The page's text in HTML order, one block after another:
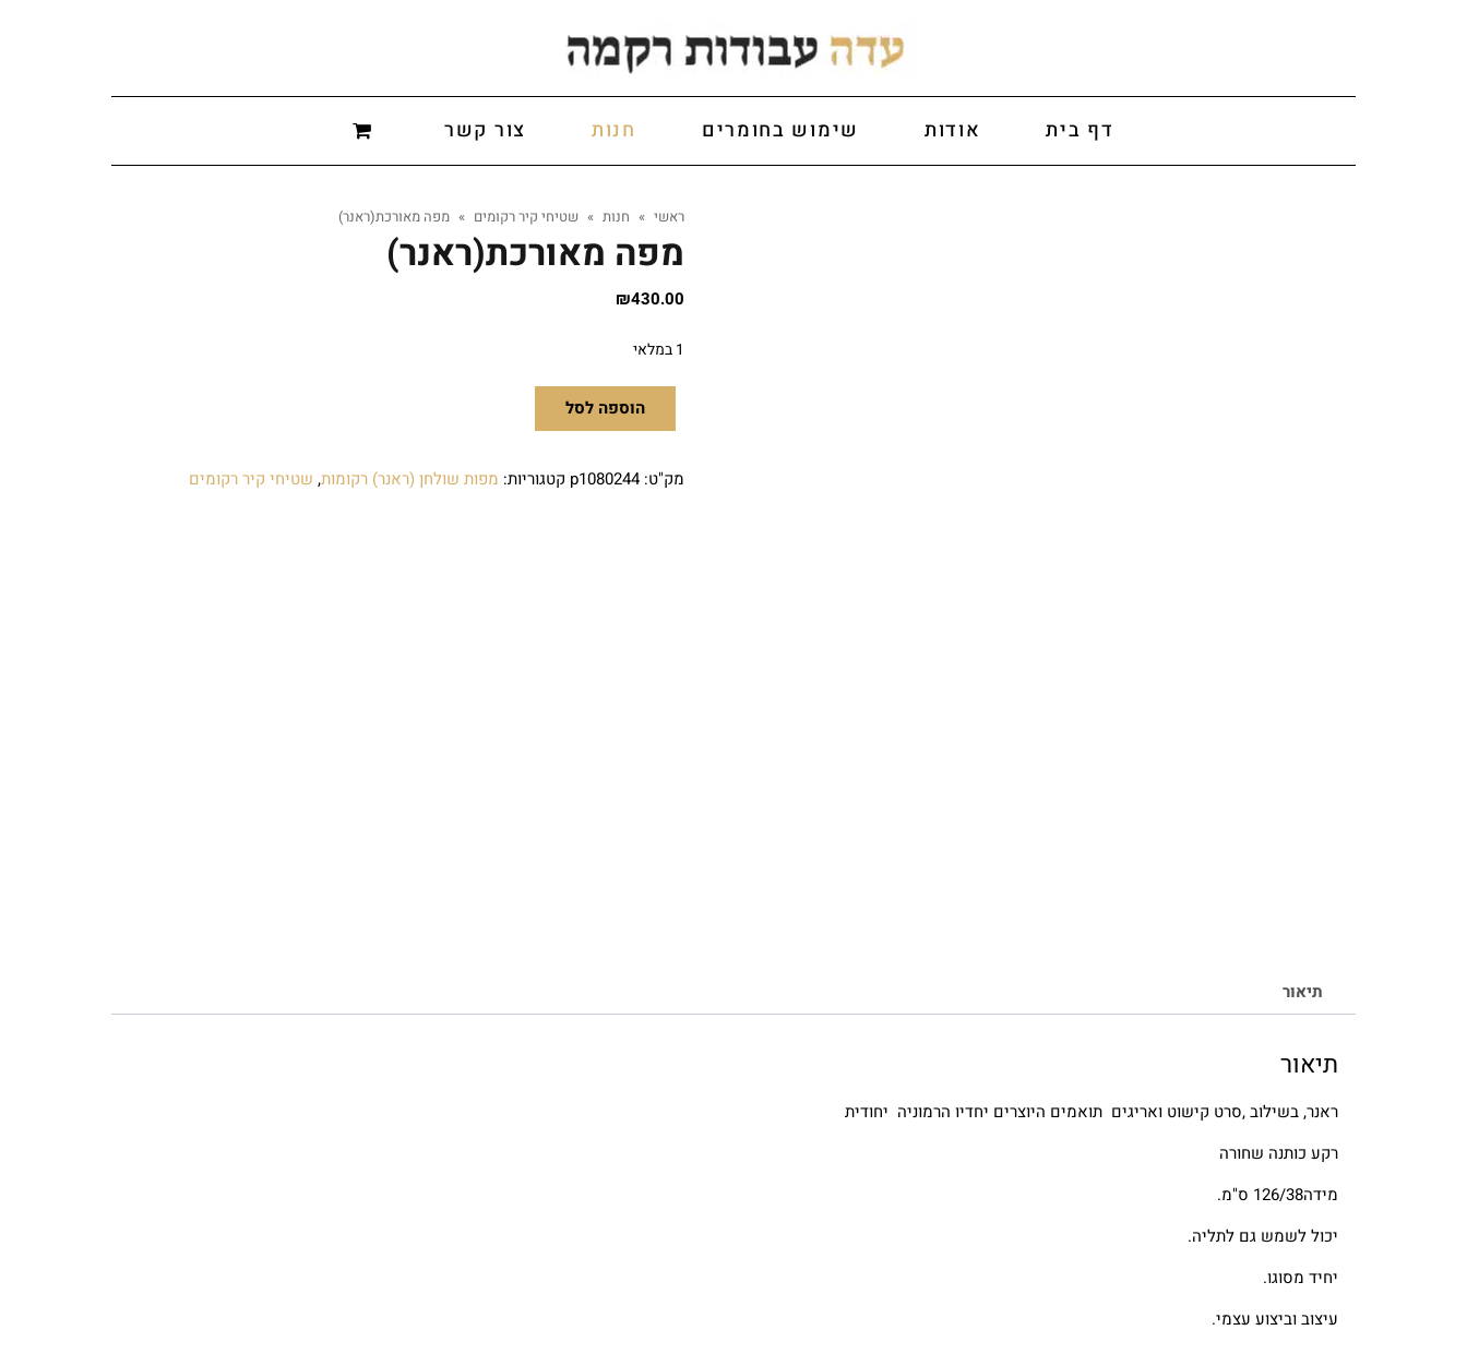
דף בית אודות שימוש בחומרים חנות צור קשר
ראשי » חנות » שטיחי קיר רקומים » מפה מאורכת(ראנר)
מפה מאורכת(ראנר)
₪430.00
1 במלאי
הוספה לסל
מק"ט: p1080244 קטגוריות: מפות שולחן (ראנר) רקומות, שטיחי קיר רקומים
תיאור
תיאור
ראנר, בשילוב ,סרט קישוט ואריגים תואמים היוצרים יחדיו הרמוניה יחודית
רקע כותנה שחורה
מידה126/38 ס"מ.
יכול לשמש גם לתליה.
יחיד מסוגו.
עיצוב וביצוע עצמי.